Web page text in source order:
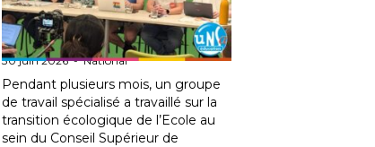
l’éducation : l’UNSA Éducation
fait bouger les lignes
30 juin 2026-National
Pendant plusieurs mois, un groupe
de travail spécialisé a travaillé sur la
transition écologique de l’Ecole au
sein du Conseil Supérieur de